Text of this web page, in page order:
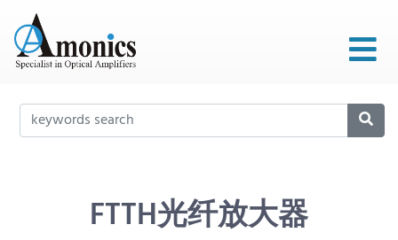
FTTH光纤放大器